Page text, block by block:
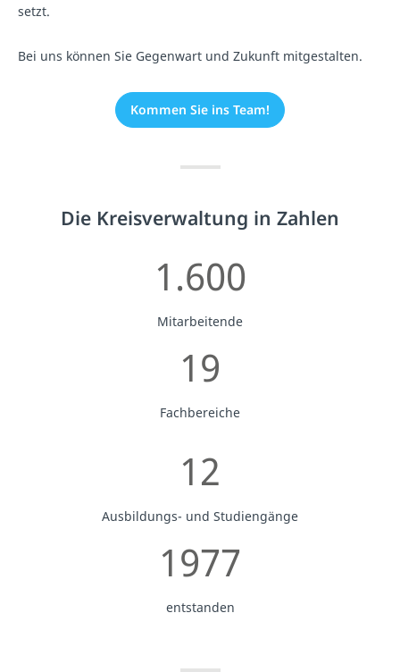
setzt.
Bei uns können Sie Gegenwart und Zukunft mitgestalten.
Kommen Sie ins Team!
Die Kreisverwaltung in Zahlen
1.600
Mitarbeitende
19
Fachbereiche
12
Ausbildungs- und Studiengänge
1977
entstanden